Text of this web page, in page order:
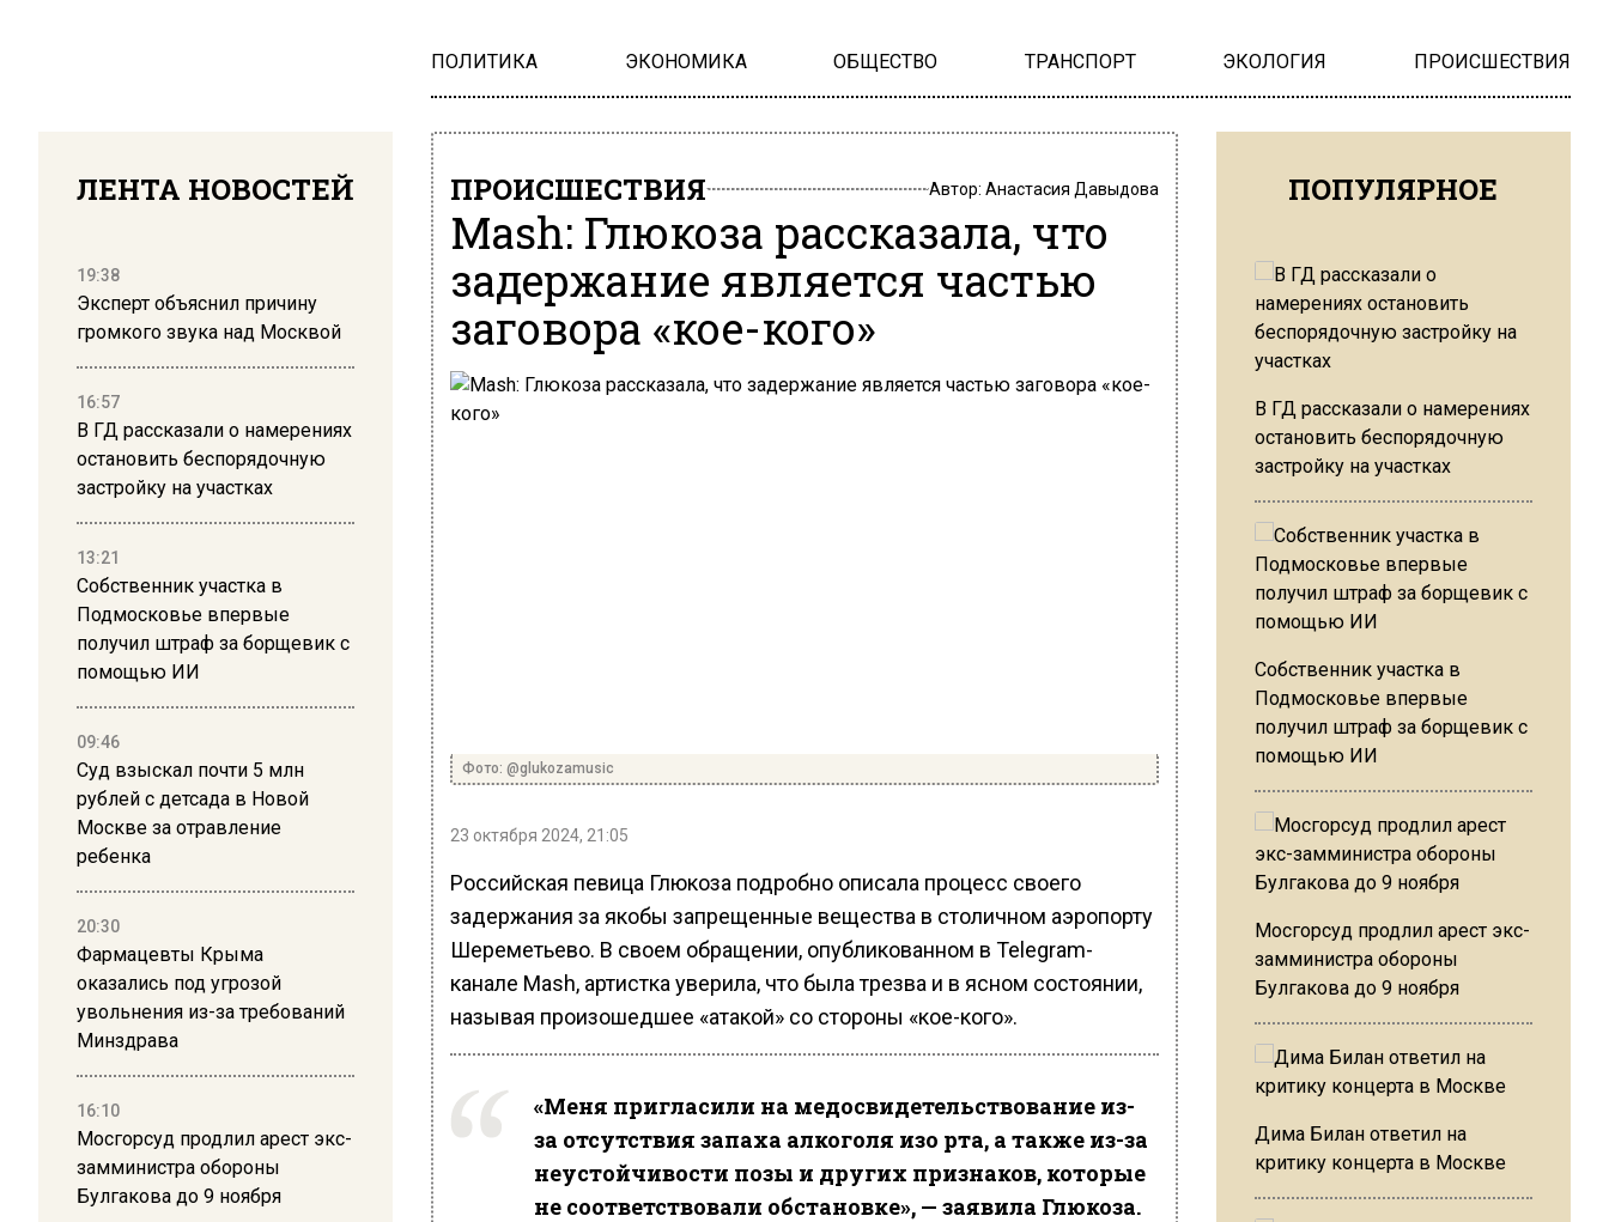
ПОЛИТИКА ЭКОНОМИКА ОБЩЕСТВО ТРАНСПОРТ ЭКОЛОГИЯ ПРОИСШЕСТВИЯ
ЛЕНТА НОВОСТЕЙ
19:38
Эксперт объяснил причину
громкого звука над Москвой
16:57
В ГД рассказали о намерениях
остановить беспорядочную
застройку на участках
13:21
Собственник участка в
Подмосковье впервые
получил штраф за борщевик с
помощью ИИ
09:46
Суд взыскал почти 5 млн
рублей с детсада в Новой
Москве за отравление
ребенка
20:30
Фармацевты Крыма
оказались под угрозой
увольнения из-за требований
Минздрава
16:10
Мосгорсуд продлил арест экс-
замминистра обороны
Булгакова до 9 ноября
ПРОИСШЕСТВИЯ Автор: Анастасия Давыдова
Mash: Глюкоза рассказала, что
задержание является частью
заговора «кое-кого»
Фото: @glukozamusic
23 октября 2024, 21:05
Российская певица Глюкоза подробно описала процесс своего
задержания за якобы запрещенные вещества в столичном аэропорту
Шереметьево. В своем обращении, опубликованном в Telegram-
канале Mash, артистка уверила, что была трезва и в ясном состоянии,
называя произошедшее «атакой» со стороны «кое-кого».
«Меня пригласили на медосвидетельствование из-
за отсутствия запаха алкоголя изо рта, а также из-за
неустойчивости позы и других признаков, которые
не соответствовали обстановке», — заявила Глюкоза.
ПОПУЛЯРНОЕ
В ГД рассказали о намерениях
остановить беспорядочную
застройку на участках
Собственник участка в
Подмосковье впервые
получил штраф за борщевик с
помощью ИИ
Мосгорсуд продлил арест экс-
замминистра обороны
Булгакова до 9 ноября
Дима Билан ответил на
критику концерта в Москве